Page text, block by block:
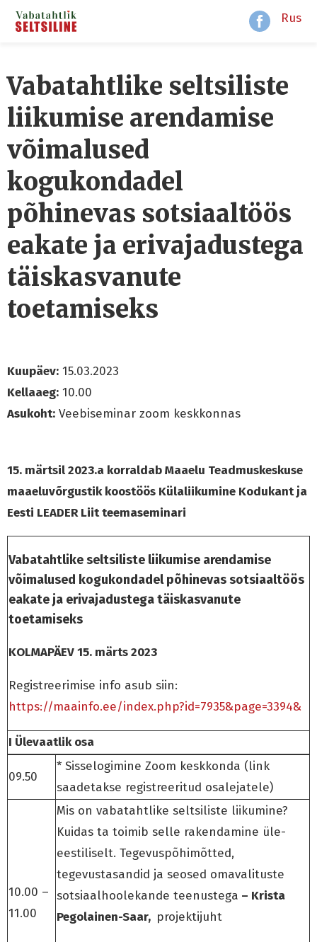
Rus
Vabatahtlike seltsiliste
liikumise arendamise
võimalused
kogukondadel
põhinevas sotsiaaltöös
eakate ja erivajadustega
täiskasvanute
toetamiseks
Kuupäev: 15.03.2023
Kellaaeg: 10.00
Asukoht: Veebiseminar zoom keskkonnas
15. märtsil 2023.a korraldab Maaelu Teadmuskeskuse
maaeluvõrgustik koostöös Külaliikumine Kodukant ja
Eesti LEADER Liitteemaseminari
Vabatahtlike seltsiliste liikumise arendamise
võimalused kogukondadel põhinevas sotsiaaltöös
eakate ja erivajadustega täiskasvanute
toetamiseks
KOLMAPÄEV 15. märts 2023
Registreerimise info asub siin:
https://maainfo.ee/index.php?id=7935&page=3394&
I Ülevaatlik osa
09.50
* Sisselogimine Zoom keskkonda (link
saadetakse registreeritud osalejatele)
10.00 –
11.00
Mis on vabatahtlike seltsiliste liikumine?
Kuidas ta toimib selle rakendamine üle-
eestiliselt. Tegevuspõhimõtted,
tegevustasandid ja seosed omavalituste
sotsiaalhoolekande teenustega – Krista
Pegolainen-Saar, projektijuht